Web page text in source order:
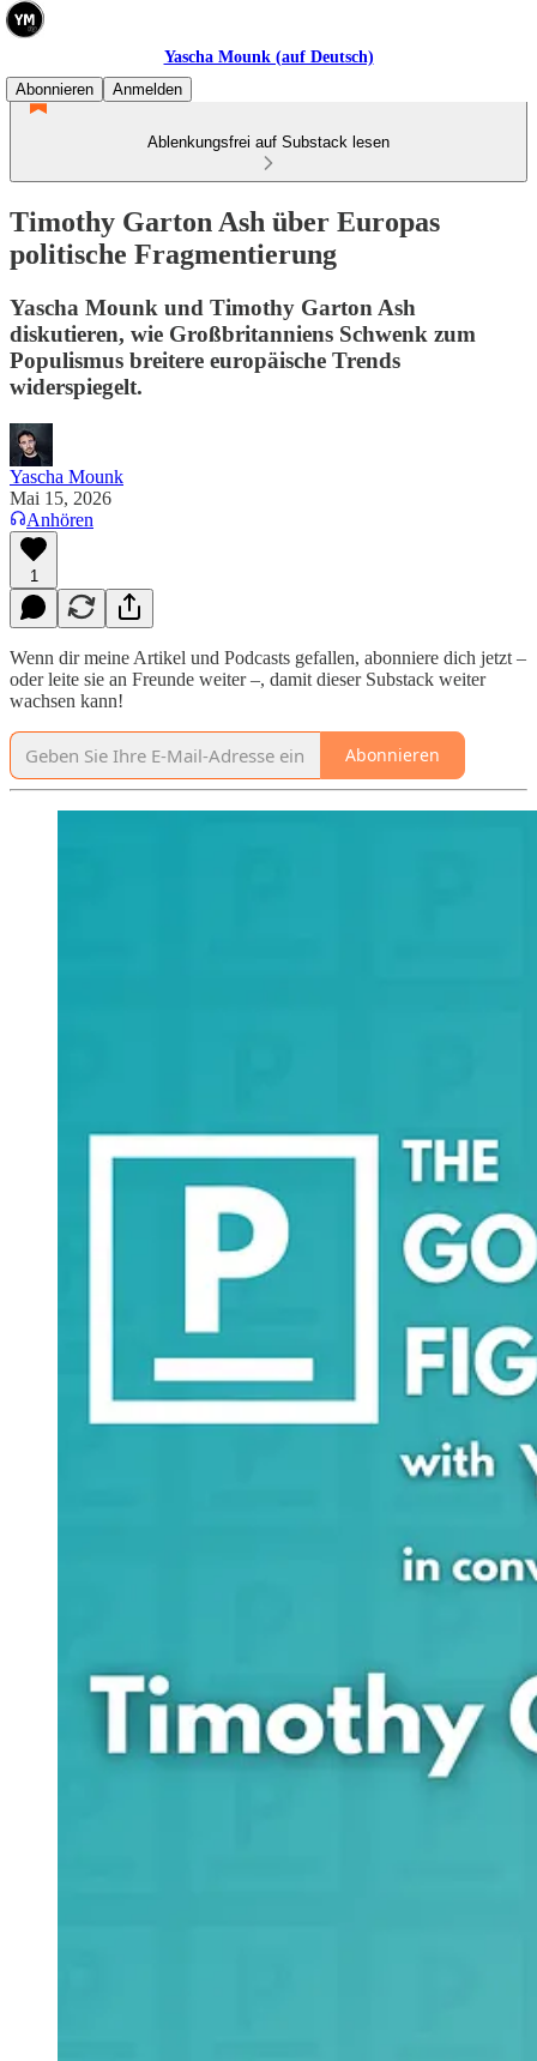
Yascha Mounk (auf Deutsch)
Abonnieren
Anmelden
Ablenkungsfrei auf Substack lesen
Timothy Garton Ash über Europas
politische Fragmentierung
Yascha Mounk und Timothy Garton Ash
diskutieren, wie Großbritanniens Schwenk zum
Populismus breitere europäische Trends
widerspiegelt.
Yascha Mounk
Mai 15, 2026
Anhören
1
Wenn dir meine Artikel und Podcasts gefallen, abonniere dich jetzt –
oder leite sie an Freunde weiter –, damit dieser Substack weiter
wachsen kann!
Abonnieren